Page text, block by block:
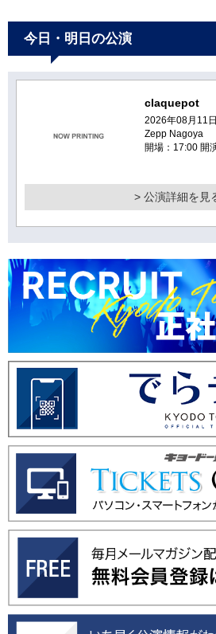
今日・明日の公演
claquepot
2026年08月11日
Zepp Nagoya
開場：17:00 開
> 公演詳細を見